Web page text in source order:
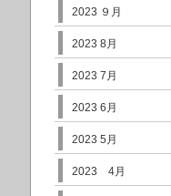
2023 ９月
2023 8月
2023 7月
2023 6月
2023 5月
2023 4月